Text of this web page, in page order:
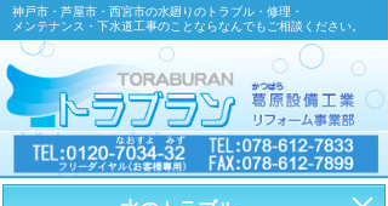
神戸市・芦屋市・西宮市の水廻りのトラブル・修理・
メンテナンス・下水道工事のことならなんでもご相談ください。